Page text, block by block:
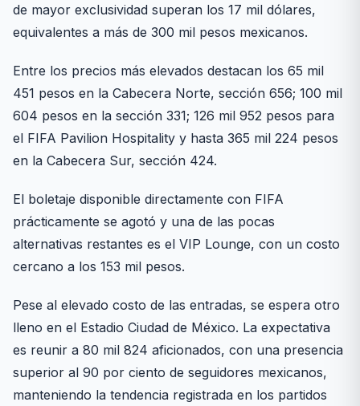
de mayor exclusividad superan los 17 mil dólares,
equivalentes a más de 300 mil pesos mexicanos.
Entre los precios más elevados destacan los 65 mil
451 pesos en la Cabecera Norte, sección 656; 100 mil
604 pesos en la sección 331; 126 mil 952 pesos para
el FIFA Pavilion Hospitality y hasta 365 mil 224 pesos
en la Cabecera Sur, sección 424.
El boletaje disponible directamente con FIFA
prácticamente se agotó y una de las pocas
alternativas restantes es el VIP Lounge, con un costo
cercano a los 153 mil pesos.
Pese al elevado costo de las entradas, se espera otro
lleno en el Estadio Ciudad de México. La expectativa
es reunir a 80 mil 824 aficionados, con una presencia
superior al 90 por ciento de seguidores mexicanos,
manteniendo la tendencia registrada en los partidos